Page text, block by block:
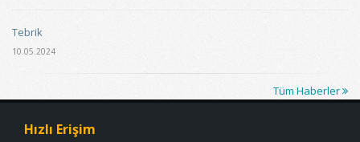
Tebrik
10.05.2024
Tüm Haberler
Hızlı Erişim